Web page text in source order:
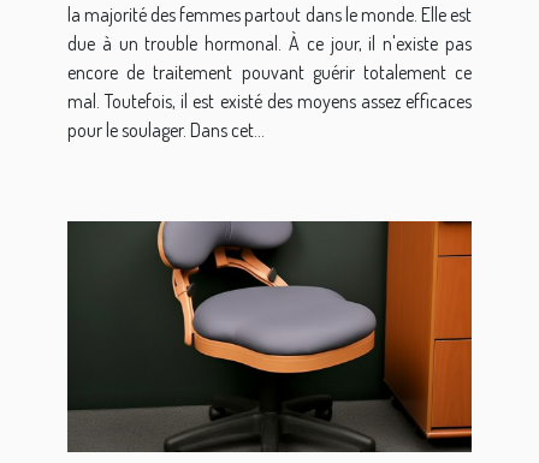
la majorité des femmes partout dans le monde. Elle est
due à un trouble hormonal. À ce jour, il n'existe pas
encore de traitement pouvant guérir totalement ce
mal. Toutefois, il est existé des moyens assez efficaces
pour le soulager. Dans cet...